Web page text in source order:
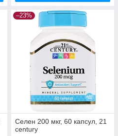
–23%
Селен 200 мкг, 60 капсул, 21
century